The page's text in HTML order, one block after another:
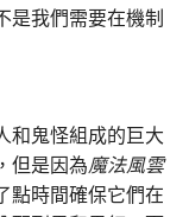
是我們需要在機制
和鬼怪組成的巨大
但是因為魔法風雲
點時間確保它們在